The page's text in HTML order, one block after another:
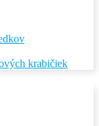
krabičiek